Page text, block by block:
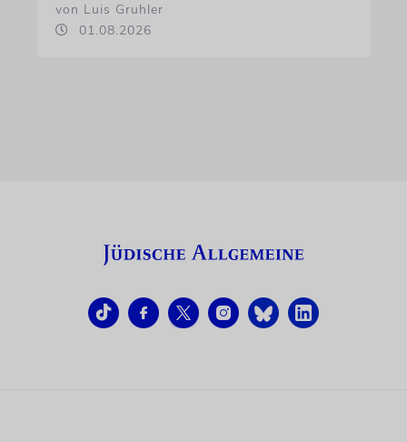
von Luis Gruhler
01.08.2026